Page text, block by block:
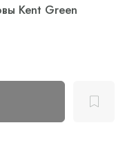
Kent Green